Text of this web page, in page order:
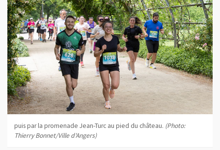
puis par la promenade Jean-Turc au pied du château. (Photo:
Thierry Bonnet/Ville d'Angers)